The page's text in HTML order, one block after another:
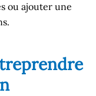
ou ajouter une